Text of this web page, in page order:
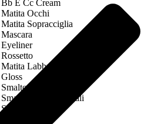
Bb E Cc Cream
Matita Occhi
Matita Sopracciglia
Mascara
Eyeliner
Rossetto
Matita Labbra
Gloss
Smalto
Smalto Effetti Speciali
Solventi Unghie